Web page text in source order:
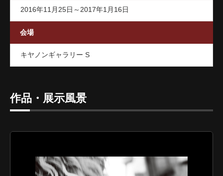
会場
2016年11月25日～2017年1月16日
キヤノンギャラリー S
作品・展示風景